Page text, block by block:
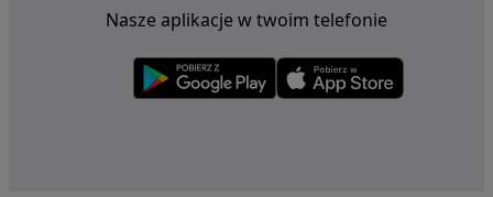
Nasze aplikacje w twoim telefonie